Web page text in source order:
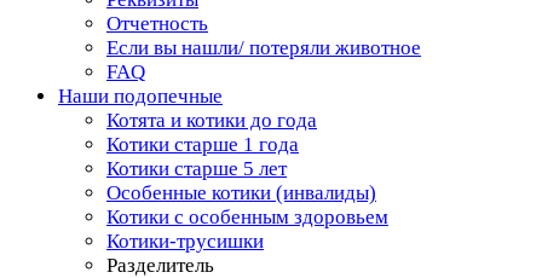
Отчетность
Если вы нашли/ потеряли животное
FAQ
Наши подопечные
Котята и котики до года
Котики старше 1 года
Котики старше 5 лет
Особенные котики (инвалиды)
Котики с особенным здоровьем
Котики-трусишки
Разделитель